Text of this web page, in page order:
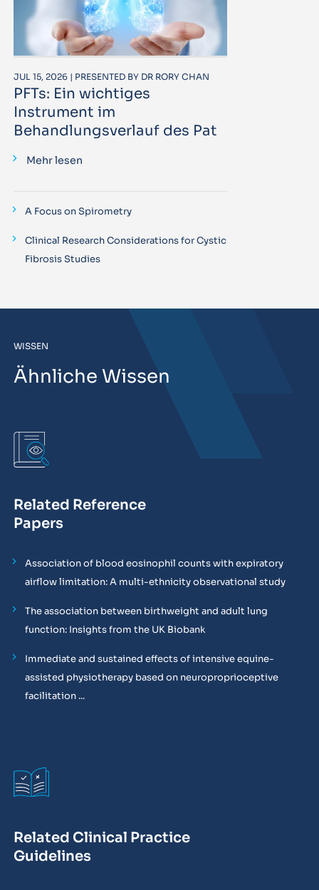
JUL 15, 2026 | PRESENTED BY DR RORY CHAN
PFTs: Ein wichtiges
Instrument im
Behandlungsverlauf des Pat
Mehr lesen
A Focus on Spirometry
Clinical Research Considerations for Cystic
Fibrosis Studies
WISSEN
Ähnliche Wissen
Related Reference
Papers
Association of blood eosinophil counts with expiratory
airflow limitation: A multi-ethnicity observational study
The association between birthweight and adult lung
function: Insights from the UK Biobank
Immediate and sustained effects of intensive equine-
assisted physiotherapy based on neuroproprioceptive
facilitation ...
Related Clinical Practice
Guidelines